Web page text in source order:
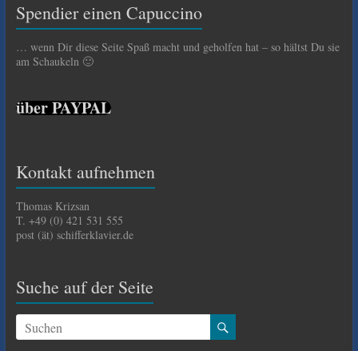
Spendier einen Capuccino
… wenn Dir diese Seite Spaß macht und geholfen hat – so hältst Du sie
am Schaukeln 🙂
über PAYPAL
Kontakt aufnehmen
Thomas Krizsan
T. +49 (0) 421 531 555
post (ät) schifferklavier.de
Suche auf der Seite